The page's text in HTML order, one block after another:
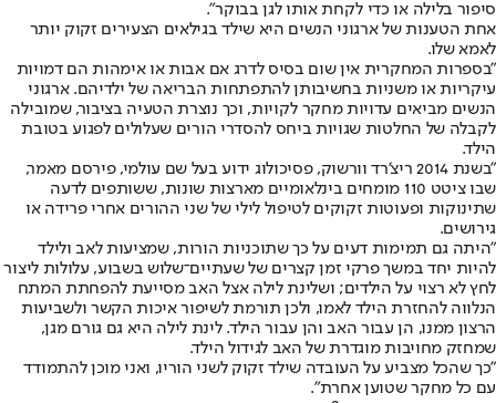
סיפור בלילה או כדי לקחת אותו לגן בבוקר".
אחת הטענות של ארגוני הנשים היא שילד בגילאים הצעירים זקוק יותר
לאמא שלו.
"בספרות המחקרית אין שום בסיס לדרג אם אבות או אימהות הם דמויות
עיקריות או משניות בחשיבותן להתפתחות הבריאה של ילדיהם. ארגוני
הנשים מביאים עדויות מחקר לקויות, וכך נוצרת הטעיה בציבור, שמובילה
לקבלה של החלטות שגויות ביחס להסדרי הורים שעלולים לפגוע בטובת
הילד.
"בשנת 2014 ריצ'רד וורשוק, פסיכולוג ידוע בעל שם עולמי, פירסם מאמר,
שבו ציטט 110 מומחים בינלאומיים מארצות שונות, ששותפים לדעה
שתינוקות ופעוטות זקוקים לטיפול לילי של שני ההורים אחרי פרידה או
גירושים.
"היתה גם תמימות דעים על כך שתוכניות הורות, שמציעות לאב ולילד
להיות יחד במשך פרקי זמן קצרים של שעתיים־שלוש בשבוע, עלולות ליצור
לחץ לא רצוי על הילדים; ושלינת לילה אצל האב מסייעת להפחתת המתח
הנלווה להחזרת הילד לאמו, ולכן תורמת לשיפור איכות הקשר ולשביעות
הרצון ממנו, הן עבור האב והן עבור הילד. לינת לילה היא גם גורם מגן,
שמחזק מחויבות מוגדרת של האב לגידול הילד.
"כך שהכל מצביע על העובדה שילד זקוק לשני הוריו, ואני מוכן להתמודד
עם כל מחקר שטוען אחרת".